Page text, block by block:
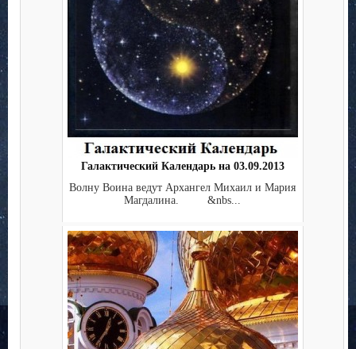
Галактический Календарь на 03.09.2013
Волну Воина ведут Архангел Михаил и Мария
Магдалина. &nbs...